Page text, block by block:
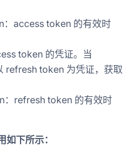
access token 的有效时
token 的凭证。当
refresh token 为凭证，获取
：refresh token 的有效时
下所示：